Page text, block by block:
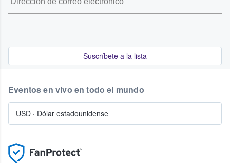
Suscríbete a la lista
Eventos en vivo en todo el mundo
USD · Dólar estadounidense